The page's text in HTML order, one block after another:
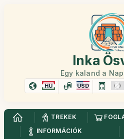
Inka
Egy kaland a
HU USD
TREKEK
INFORMÁCIÓK